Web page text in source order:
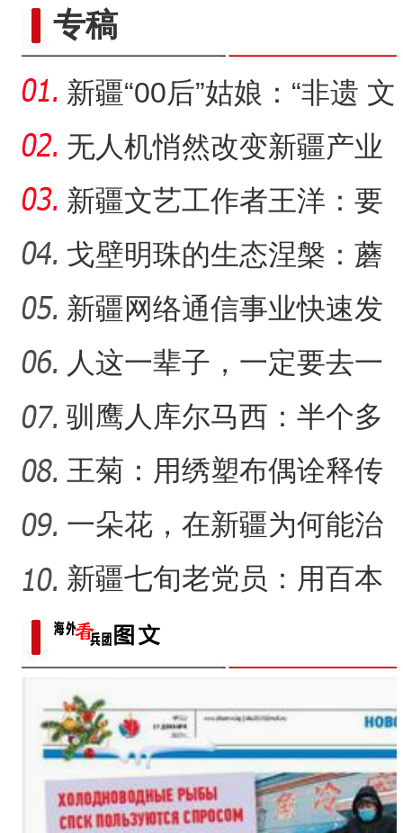
【与你为邻】西班牙机械师
【与你为邻】海比夫：用六
新疆杂话剧《兵团人家2》
中国新疆国际民族舞蹈节落
专稿
新疆“00后”姑娘：“非遗 文
创”让传统文化“潮”
无人机悄然改变新疆产业
生产方式
新疆文艺工作者王洋：要
把美好的家乡唱给更多人
听
戈壁明珠的生态涅槃：蘑
菇湖水库的生态戍边战
新疆网络通信事业快速发
展 拉近世界与新疆距离
人这一辈子，一定要去一
趟新星市！
驯鹰人库尔马西：半个多
世纪的传统文化守望
王菊：用绣塑布偶诠释传
统符号与技艺
一朵花，在新疆为何能治
沙又致富？
新疆七旬老党员：用百本
日记记录村子半个多世纪
变